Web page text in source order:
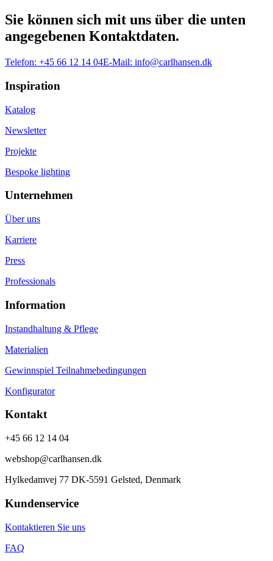
Sie können sich mit uns über die unten
angegebenen Kontaktdaten.
Telefon: +45 66 12 14 04E-Mail: info@carlhansen.dk
Inspiration
Katalog
Newsletter
Projekte
Bespoke lighting
Unternehmen
Über uns
Karriere
Press
Professionals
Information
Instandhaltung & Pflege
Materialien
Gewinnspiel Teilnahmebedingungen
Konfigurator
Kontakt
+45 66 12 14 04
webshop@carlhansen.dk
Hylkedamvej 77 DK-5591 Gelsted, Denmark
Kundenservice
Kontaktieren Sie uns
FAQ